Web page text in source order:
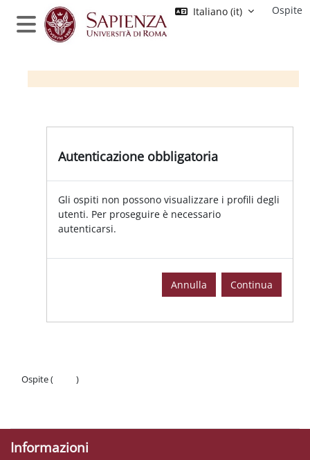
Vai al contenuto principale
Pannello laterale
Italiano ‎(it)‎ Ospite
Autenticazione obbligatoria
Gli ospiti non possono visualizzare i profili degli
utenti. Per proseguire è necessario
autenticarsi.
Annulla Continua
Ospite (
)
Informazioni